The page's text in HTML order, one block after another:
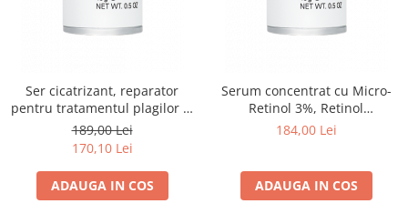
Ser cicatrizant, reparator
pentru tratamentul plagilor si
cicatricilor, Silico-Lipid Serum
- 15ml
189,00 Lei
170,10 Lei
ADAUGA IN COS
Serum concentrat cu Micro-
Retinol 3%, Retinol
Concentrate - 15ml
184,00 Lei
ADAUGA IN COS